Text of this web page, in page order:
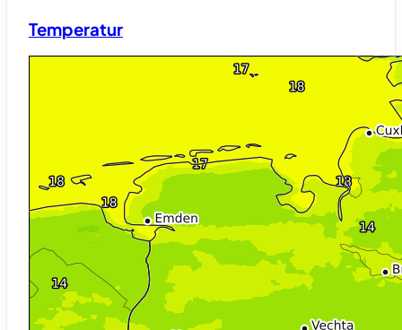
Temperatur